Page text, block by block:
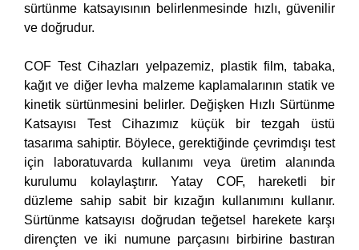
sürtünme katsayısının belirlenmesinde hızlı, güvenilir
ve doğrudur.
COF Test Cihazları yelpazemiz, plastik film, tabaka,
kağıt ve diğer levha malzeme kaplamalarının statik ve
kinetik sürtünmesini belirler. Değişken Hızlı Sürtünme
Katsayısı Test Cihazımız küçük bir tezgah üstü
tasarıma sahiptir. Böylece, gerektiğinde çevrimdışı test
için laboratuvarda kullanımı veya üretim alanında
kurulumu kolaylaştırır. Yatay COF, hareketli bir
düzleme sahip sabit bir kızağın kullanımını kullanır.
Sürtünme katsayısı doğrudan teğetsel harekete karşı
dirençten ve iki numune parçasını birbirine bastıran